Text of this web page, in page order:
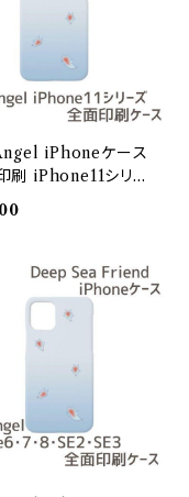
iPhoneケース
刷 iPhone11シリー
Sea Friends】/i